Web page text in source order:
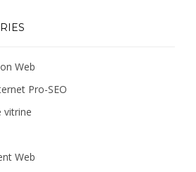
Web
Pro-SEO
vitrine
Web